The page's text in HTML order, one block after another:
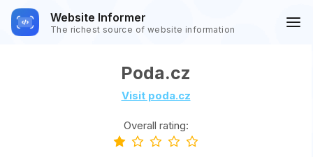
Website Informer
The richest source of website information
Poda.cz
Visit poda.cz
Overall rating: